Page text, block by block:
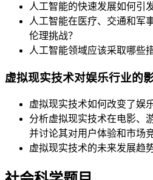
人工智能的快速发展如何引
人工智能在医疗、交通和军
伦理挑战？
人工智能领域应该采取哪些
虚拟现实技术对娱乐行业的
虚拟现实技术如何改变了娱
分析虚拟现实技术在电影、
并讨论其对用户体验和市场
虚拟现实技术的未来发展趋